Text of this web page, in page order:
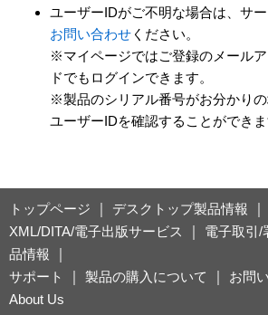
ユーザーIDがご不明な場合は、サ
お問い合わせ ください。
※マイページではご登録のメール
ドでもログインできます。
※製品のシリアル番号がお分かり
ユーザーIDを確認することができま
トップページ デスクトップ製品情報
XML/DITA/電子出版サービス
電子取引/
品情報
サポート
製品の購入について お問
About Us